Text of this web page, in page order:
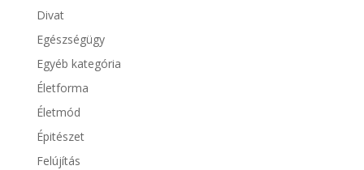
Divat
Egészségügy
Egyéb kategória
Életforma
Életmód
Épitészet
Felújítás